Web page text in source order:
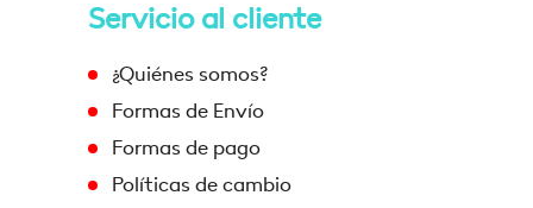
Servicio al cliente
¿Quiénes somos?
Formas de Envío
Formas de pago
Políticas de cambio